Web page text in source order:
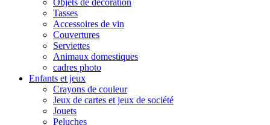
Tasses
Accessoires de vin
Couvertures
Serviettes
Animaux domestiques
cadres photo
Enfants et jeux
Crayons de couleur
Jeux de cartes et jeux de société
Jouets
Peluches